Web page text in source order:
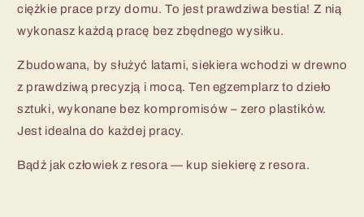
ciężkie prace przy domu. To jest prawdziwa bestia! Z nią
wykonasz każdą pracę bez zbędnego wysiłku.
Zbudowana, by służyć latami, siekiera wchodzi w drewno
z prawdziwą precyzją i mocą. Ten egzemplarz to dzieło
sztuki, wykonane bez kompromisów – zero plastików.
Jest idealna do każdej pracy.
Bądź jak człowiek z resora — kup siekierę z resora.